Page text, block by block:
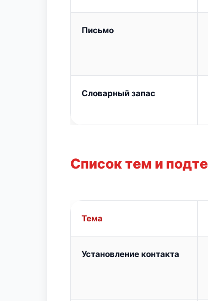
Письмо
Словарный запас
Список тем и
Тема
Установление контакта